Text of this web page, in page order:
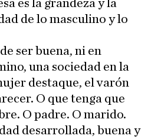
es la grandeza y la
de lo masculino y lo
ser buena, ni en
una sociedad en la
destaque, el varón
O que tenga que
O padre. O marido.
desarrollada, buena y